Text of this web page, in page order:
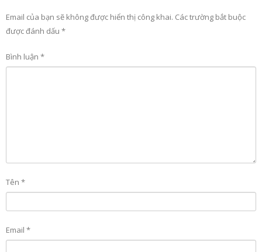
Email của bạn sẽ không được hiển thị công khai. Các trường bắt buộc
được đánh dấu *
Bình luận *
Tên *
Email *